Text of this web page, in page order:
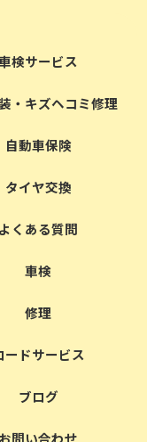
検サービス
・キズヘコミ修理
自動車保険
タイヤ交換
よくある質問
車検
修理
ードサービス
ブログ
お問い合わせ